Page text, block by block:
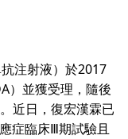
抗注射液）於2017
）並獲受理，隨後
近日，復宏漢霖已
症臨床Ⅲ期試驗且